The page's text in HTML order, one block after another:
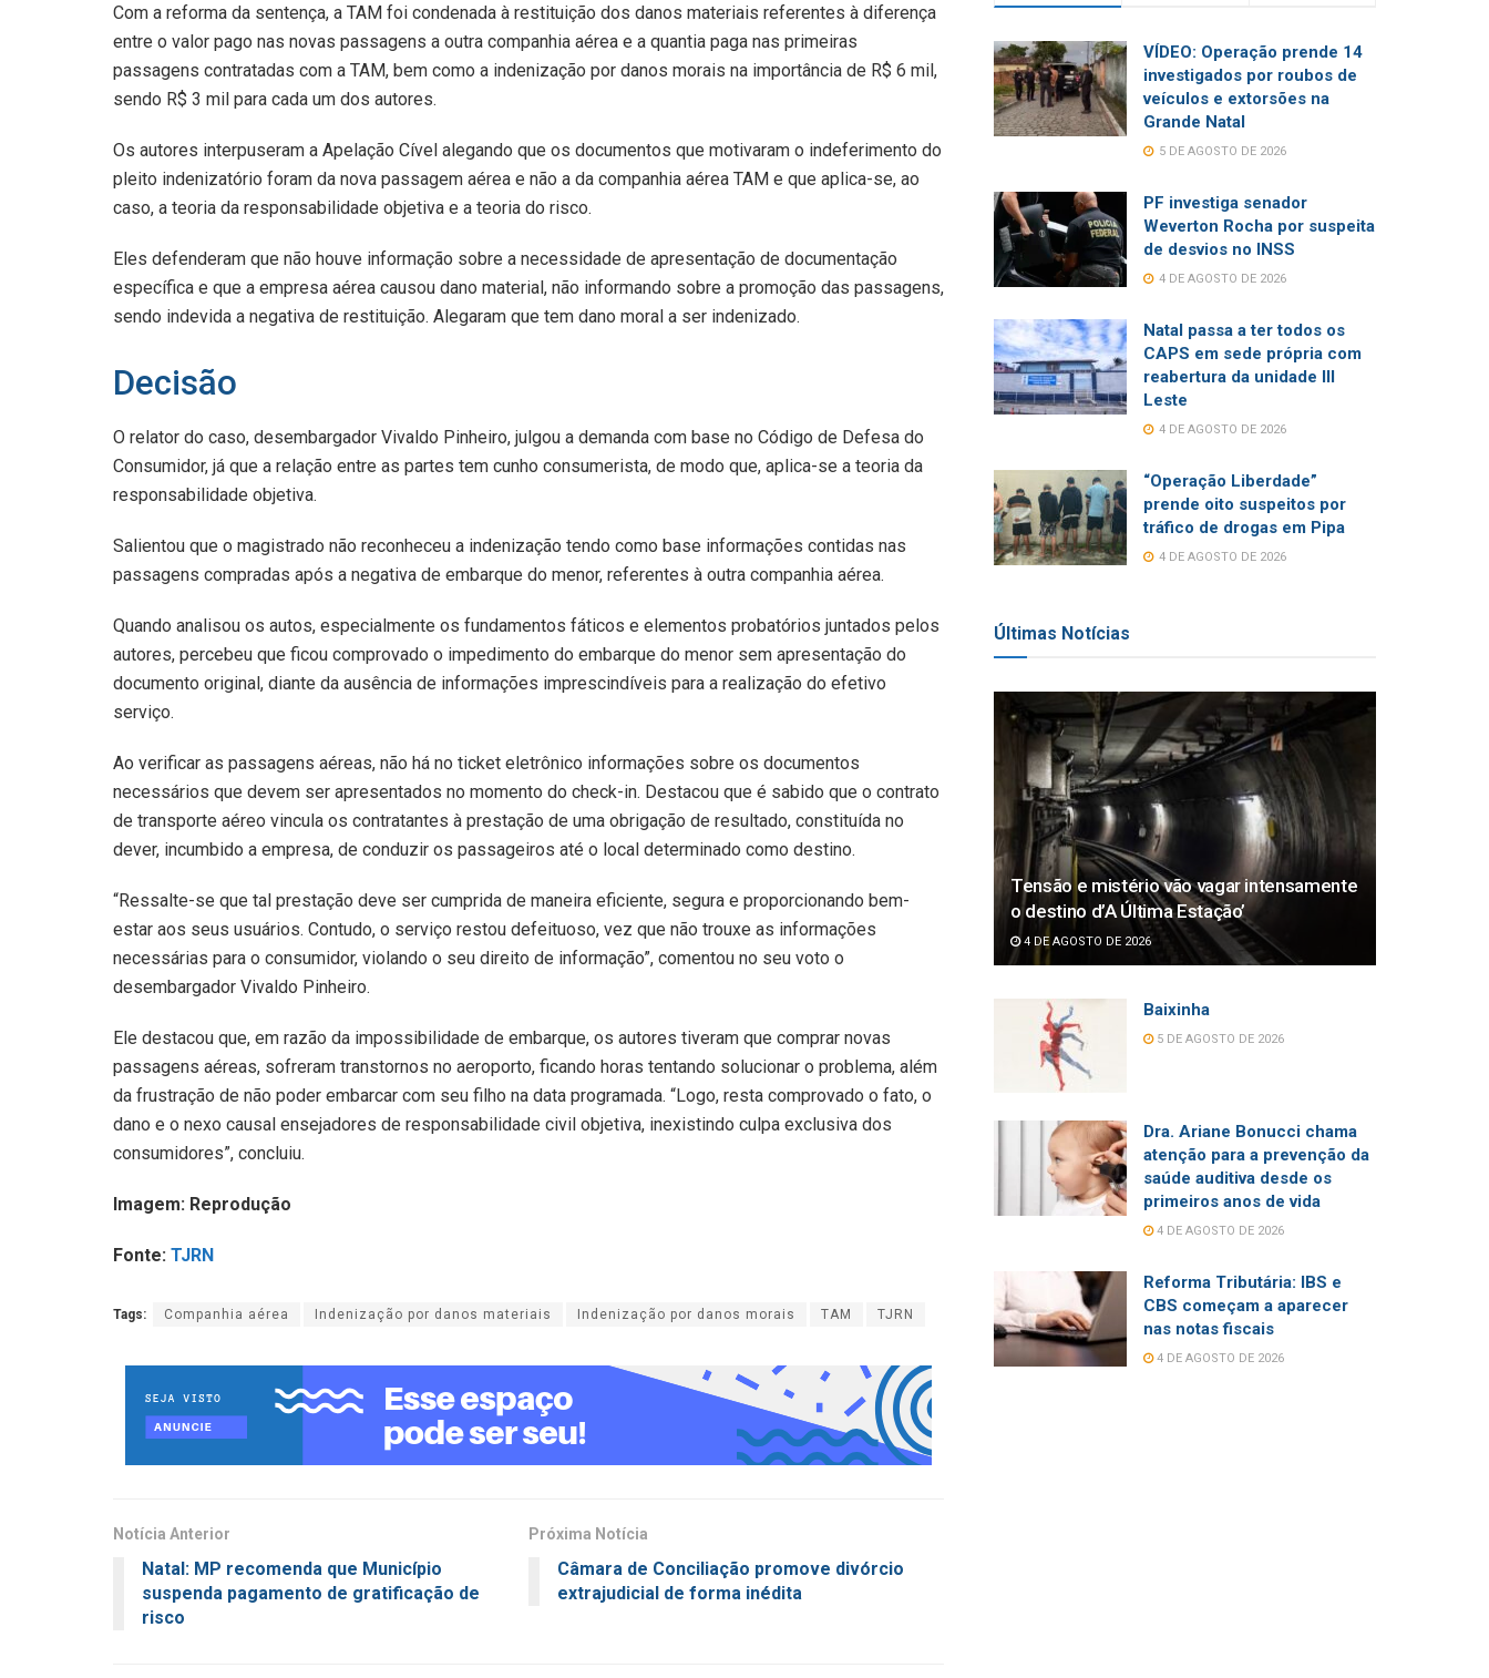
Com a reforma da sentença, a TAM foi condenada à restituição dos danos materiais referentes à diferença
entre o valor pago nas novas passagens a outra companhia aérea e a quantia paga nas primeiras
passagens contratadas com a TAM, bem como a indenização por danos morais na importância de R$ 6 mil,
sendo R$ 3 mil para cada um dos autores.
Os autores interpuseram a Apelação Cível alegando que os documentos que motivaram o indeferimento do
pleito indenizatório foram da nova passagem aérea e não a da companhia aérea TAM e que aplica-se, ao
caso, a teoria da responsabilidade objetiva e a teoria do risco.
Eles defenderam que não houve informação sobre a necessidade de apresentação de documentação
específica e que a empresa aérea causou dano material, não informando sobre a promoção das passagens,
sendo indevida a negativa de restituição. Alegaram que tem dano moral a ser indenizado.
Decisão
O relator do caso, desembargador Vivaldo Pinheiro, julgou a demanda com base no Código de Defesa do
Consumidor, já que a relação entre as partes tem cunho consumerista, de modo que, aplica-se a teoria da
responsabilidade objetiva.
Salientou que o magistrado não reconheceu a indenização tendo como base informações contidas nas
passagens compradas após a negativa de embarque do menor, referentes à outra companhia aérea.
Quando analisou os autos, especialmente os fundamentos fáticos e elementos probatórios juntados pelos
autores, percebeu que ficou comprovado o impedimento do embarque do menor sem apresentação do
documento original, diante da ausência de informações imprescindíveis para a realização do efetivo
serviço.
Ao verificar as passagens aéreas, não há no ticket eletrônico informações sobre os documentos
necessários que devem ser apresentados no momento do check-in. Destacou que é sabido que o contrato
de transporte aéreo vincula os contratantes à prestação de uma obrigação de resultado, constituída no
dever, incumbido a empresa, de conduzir os passageiros até o local determinado como destino.
“Ressalte-se que tal prestação deve ser cumprida de maneira eficiente, segura e proporcionando bem-
estar aos seus usuários. Contudo, o serviço restou defeituoso, vez que não trouxe as informações
necessárias para o consumidor, violando o seu direito de informação”, comentou no seu voto o
desembargador Vivaldo Pinheiro.
Ele destacou que, em razão da impossibilidade de embarque, os autores tiveram que comprar novas
passagens aéreas, sofreram transtornos no aeroporto, ficando horas tentando solucionar o problema, além
da frustração de não poder embarcar com seu filho na data programada. “Logo, resta comprovado o fato, o
dano e o nexo causal ensejadores de responsabilidade civil objetiva, inexistindo culpa exclusiva dos
consumidores”, concluiu.
Imagem: Reprodução
Fonte: TJRN
Tags: Companhia aérea Indenização por danos materiais Indenização por danos morais TAM TJRN
Notícia Anterior
Natal: MP recomenda que Município
suspenda pagamento de gratificação de
risco
Próxima Notícia
Câmara de Conciliação promove divórcio
extrajudicial de forma inédita
VÍDEO: Operação prende 14
investigados por roubos de
veículos e extorsões na
Grande Natal
5 DE AGOSTO DE 2026
PF investiga senador
Weverton Rocha por suspeita
de desvios no INSS
4 DE AGOSTO DE 2026
Natal passa a ter todos os
CAPS em sede própria com
reabertura da unidade III
Leste
4 DE AGOSTO DE 2026
“Operação Liberdade”
prende oito suspeitos por
tráfico de drogas em Pipa
4 DE AGOSTO DE 2026
Últimas Notícias
Tensão e mistério vão vagar intensamente
o destino d’A Última Estação’
4 DE AGOSTO DE 2026
Baixinha
5 DE AGOSTO DE 2026
Dra. Ariane Bonucci chama
atenção para a prevenção da
saúde auditiva desde os
primeiros anos de vida
4 DE AGOSTO DE 2026
Reforma Tributária: IBS e
CBS começam a aparecer
nas notas fiscais
4 DE AGOSTO DE 2026